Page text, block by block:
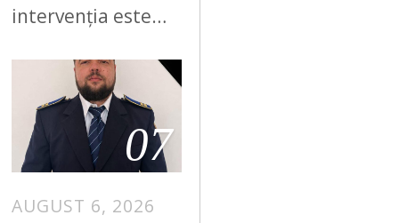
intervenția este…
07
AUGUST 6, 2026